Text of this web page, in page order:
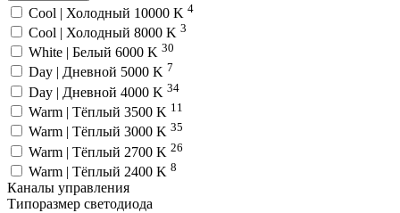
Cool | Холодный 10000 K 4
Cool | Холодный 8000 K 3
White | Белый 6000 K 30
Day | Дневной 5000 K 7
Day | Дневной 4000 K 34
Warm | Тёплый 3500 K 11
Warm | Тёплый 3000 K 35
Warm | Тёплый 2700 K 26
Warm | Тёплый 2400 K 8
Каналы управления
Типоразмер светодиода